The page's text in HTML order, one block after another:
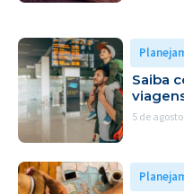
Saiba
5 de